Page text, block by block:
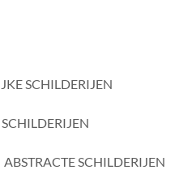
SCHILDERIJEN
ABSTRACTE SCHILDERIJEN